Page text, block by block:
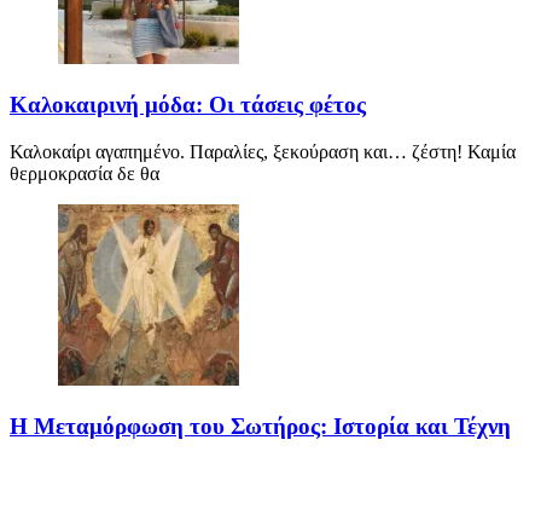
Καλοκαιρινή μόδα: Οι τάσεις φέτος
Καλοκαίρι αγαπημένο. Παραλίες, ξεκούραση και… ζέστη! Καμία
θερμοκρασία δε θα
Η Μεταμόρφωση του Σωτήρος: Ιστορία και Τέχνη